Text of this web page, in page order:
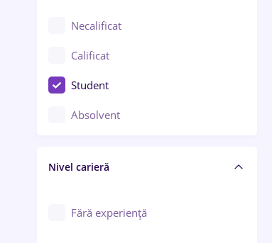
Chimie / Biochimie
Confecții / Design vestimentar
Construcții / Instalații
Controlul calității
Educație / Training / Arte
Necalificat
Calificat
Student
Absolvent
Nivel carieră
Fără experiență